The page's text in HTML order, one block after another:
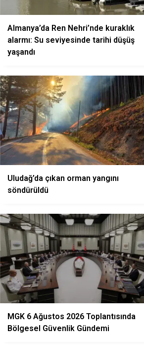
Almanya’da Ren Nehri’nde kuraklık
alarmı: Su seviyesinde tarihi düşüş
yaşandı
Uludağ’da çıkan orman yangını
söndürüldü
MGK 6 Ağustos 2026 Toplantısında
Bölgesel Güvenlik Gündemi